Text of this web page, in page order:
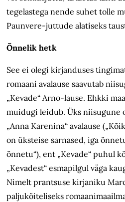
tegelastega nende suhet tolle
Paunvere-juttude alatiseks
Õnnelik hetk
See ei olegi kirjanduses
romaani avalause saavutab
„Kevade“ Arno-lause. Ehkki
muidugi leidub. Üks niisugune
„Anna Karenina“ avalause
on üksteise sarnased, iga
õnnetu“), ent „Kevade“ puhul
„Kevadest“ esmapilgul väga
Nimelt prantsuse kirjaniku
paljuköiteliseks